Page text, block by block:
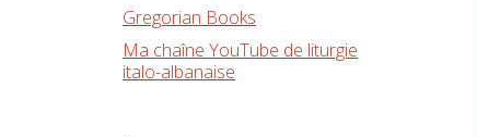
Gregorian Books
Ma chaîne YouTube de liturgie
italo-albanaise